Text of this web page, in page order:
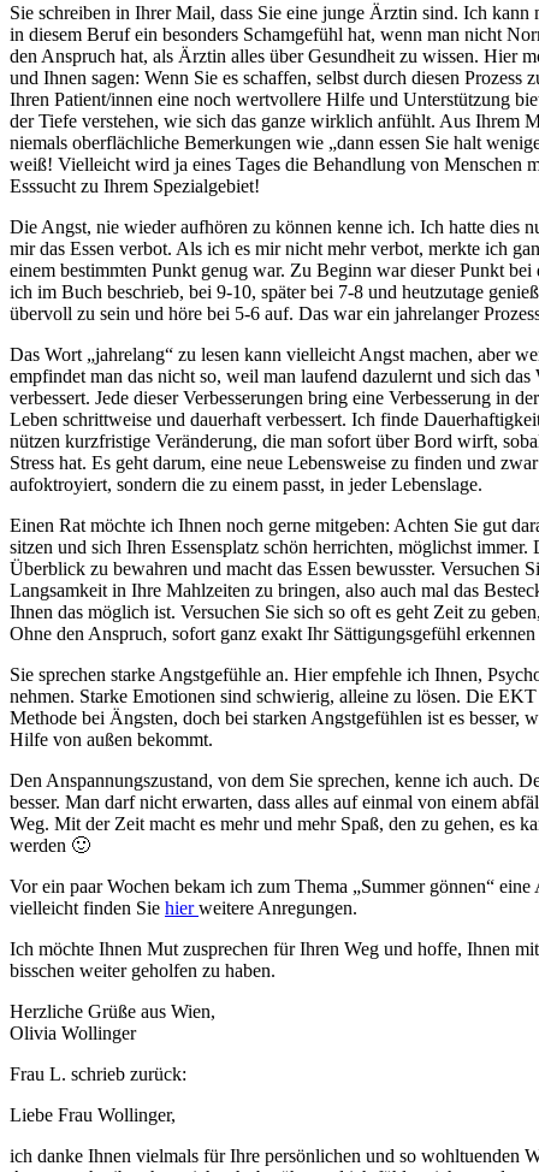
Sie schreiben in Ihrer Mail, dass Sie eine junge Ärztin sind. Ich kann
in diesem Beruf ein besonders Schamgefühl hat, wenn man nicht
den Anspruch hat, als Ärztin alles über Gesundheit zu wissen. Hier
und Ihnen sagen: Wenn Sie es schaffen, selbst durch diesen Prozess
Ihren Patient/innen eine noch wertvollere Hilfe und Unterstützung
der Tiefe verstehen, wie sich das ganze wirklich anfühlt. Aus Ihrem
niemals oberflächliche Bemerkungen wie „dann essen Sie halt
weiß! Vielleicht wird ja eines Tages die Behandlung von Menschen
Esssucht zu Ihrem Spezialgebiet!
Die Angst, nie wieder aufhören zu können kenne ich. Ich hatte dies
mir das Essen verbot. Als ich es mir nicht mehr verbot, merkte ich
einem bestimmten Punkt genug war. Zu Beginn war dieser Punkt bei
ich im Buch beschrieb, bei 9-10, später bei 7-8 und heutzutage
übervoll zu sein und höre bei 5-6 auf. Das war ein jahrelanger
Das Wort „jahrelang“ zu lesen kann vielleicht Angst machen, aber
empfindet man das nicht so, weil man laufend dazulernt und sich
verbessert. Jede dieser Verbesserungen bring eine Verbesserung in
Leben schrittweise und dauerhaft verbessert. Ich finde
nützen kurzfristige Veränderung, die man sofort über Bord wirft,
Stress hat. Es geht darum, eine neue Lebensweise zu finden und
aufoktroyiert, sondern die zu einem passt, in jeder Lebenslage.
Einen Rat möchte ich Ihnen noch gerne mitgeben: Achten Sie gut
sitzen und sich Ihren Essensplatz schön herrichten, möglichst immer.
Überblick zu bewahren und macht das Essen bewusster. Versuchen
Langsamkeit in Ihre Mahlzeiten zu bringen, also auch mal das
Ihnen das möglich ist. Versuchen Sie sich so oft es geht Zeit zu
Ohne den Anspruch, sofort ganz exakt Ihr Sättigungsgefühl
Sie sprechen starke Angstgefühle an. Hier empfehle ich Ihnen,
nehmen. Starke Emotionen sind schwierig, alleine zu lösen. Die
Methode bei Ängsten, doch bei starken Angstgefühlen ist es besser,
Hilfe von außen bekommt.
Den Anspannungszustand, von dem Sie sprechen, kenne ich auch.
besser. Man darf nicht erwarten, dass alles auf einmal von einem
Weg. Mit der Zeit macht es mehr und mehr Spaß, den zu gehen, es
werden 🙂
Vor ein paar Wochen bekam ich zum Thema „Summer gönnen“
vielleicht finden Sie hierweitere Anregungen.
Ich möchte Ihnen Mut zusprechen für Ihren Weg und hoffe, Ihnen
bisschen weiter geholfen zu haben.
Herzliche Grüße aus Wien,
Olivia Wollinger
Frau L. schrieb zurück:
Liebe Frau Wollinger,
ich danke Ihnen vielmals für Ihre persönlichen und so wohltuenden